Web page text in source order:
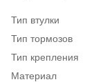
Тип втулки
Тип тормозов
Тип крепления
Материал